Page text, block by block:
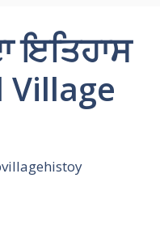
ਇਤਿਹਾਸ